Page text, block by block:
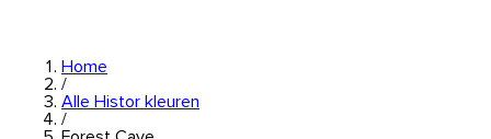
Home
/
Alle Histor kleuren
/